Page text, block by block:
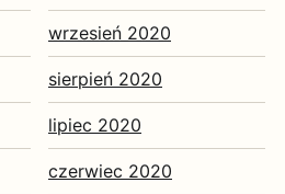
wrzesień 2020
sierpień 2020
lipiec 2020
czerwiec 2020